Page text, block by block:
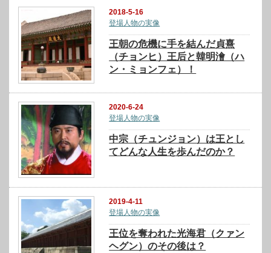
2018-5-16
登場人物の実像
王朝の危機に手を結んだ貞熹
（チョンヒ）王后と韓明澮（ハ
ン・ミョンフェ）！
2020-6-24
登場人物の実像
中宗（チュンジョン）は王とし
てどんな人生を歩んだのか？
2019-4-11
登場人物の実像
王位を奪われた光海君（クァン
ヘグン）のその後は？